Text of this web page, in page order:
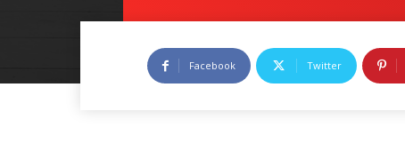
Facebook Twitter